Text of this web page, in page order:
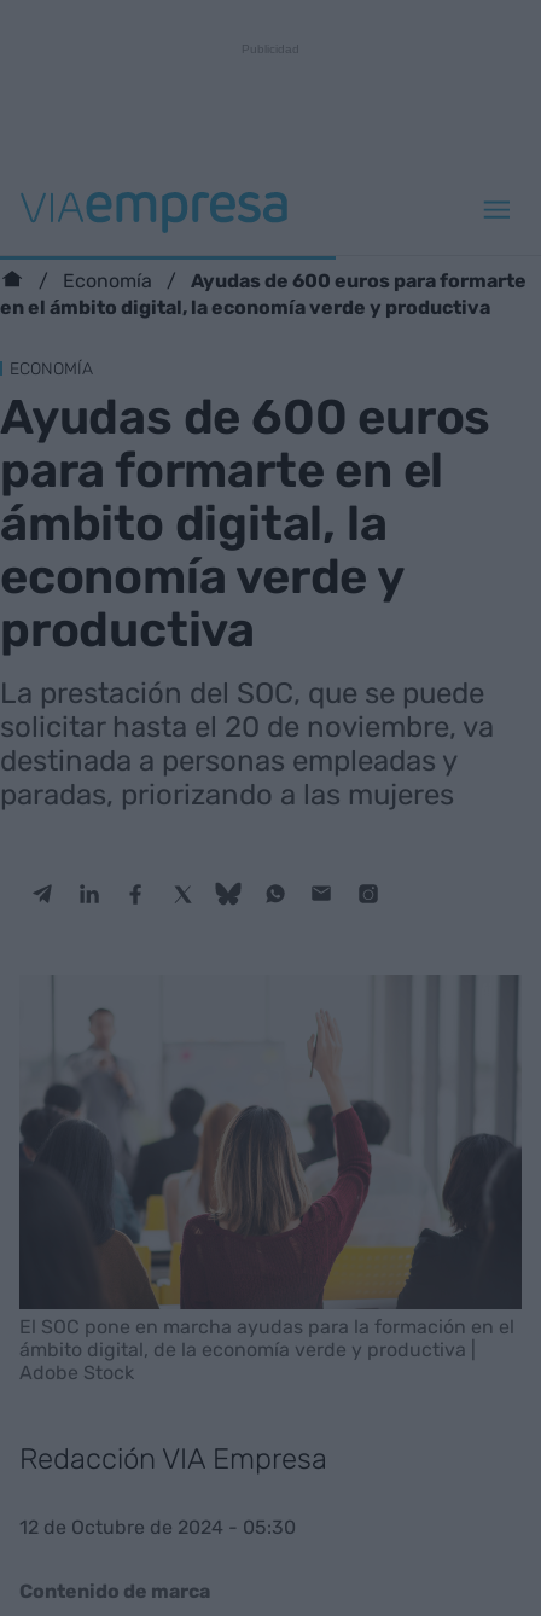
Economía
Ayudas de 600 euros para formarte
en el ámbito digital, la economía verde y productiva
ECONOMÍA
Ayudas de 600 euros
para formarte en el
ámbito digital, la
economía verde y
productiva
La prestación del SOC, que se puede
solicitar hasta el 20 de noviembre, va
destinada a personas empleadas y
paradas, priorizando a las mujeres
El SOC pone en marcha ayudas para la formación en el
ámbito digital, de la economía verde y productiva |
Adobe Stock
Redacción VIA Empresa
12 de Octubre de 2024 - 05:30
Contenido de marca